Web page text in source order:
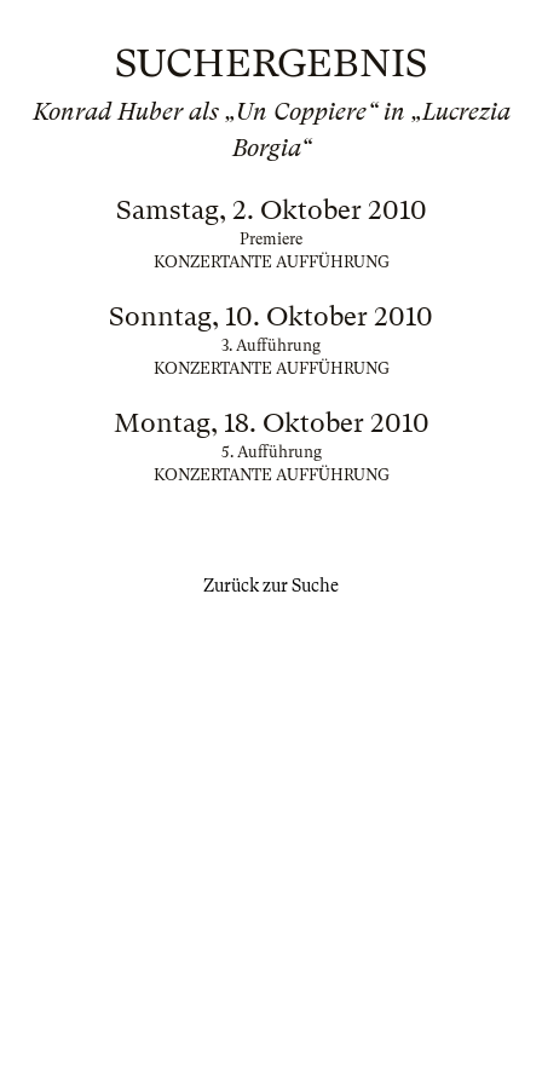
SUCHERGEBNIS
Konrad Huber als „Un Coppiere“ in „Lucrezia
Borgia“
Samstag, 2. Oktober 2010
Premiere
KONZERTANTE AUFFÜHRUNG
Sonntag, 10. Oktober 2010
3. Aufführung
KONZERTANTE AUFFÜHRUNG
Montag, 18. Oktober 2010
5. Aufführung
KONZERTANTE AUFFÜHRUNG
Zurück zur Suche